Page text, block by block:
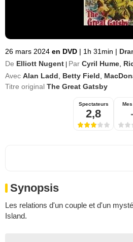
26 mars 2024 en DVD | 1h 31min |
De Elliott Nugent Par Cyril Hume
Avec Alan Ladd Betty Field
Titre original The Great Gatsby
Spectateurs
2,8
Synopsis
Les relations d'un couple et d'un
Island.